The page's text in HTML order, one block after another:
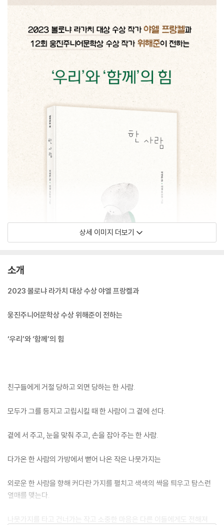
상세 이미지 더보기
소개
2023 볼로냐 라가치 대상 수상 야엘 프랑켈과
웅진주니어문학상 수상 위해준이 전하는
‘우리’와 ‘함께’의 힘
친구들에게 거절 당하고 외면 당하는 한 사람.
모두가 그를 등지고 고립시킬 때 한 사람이 그 곁에 선다.
곁에 서 주고, 눈을 맞춰 주고, 손을 잡아 주는 한 사람.
다가온 한 사람의 가방에서 뻗어 나온 작은 나뭇가지는
외로운 한 사람을 향해 커다란 가지를 펼치고 색색의 싹을 틔우고 탐스런
열매를 맺는다.
나뭇가지를 타고 건너가는 작고 소중한 마음은 다른 이들에게도 전해져